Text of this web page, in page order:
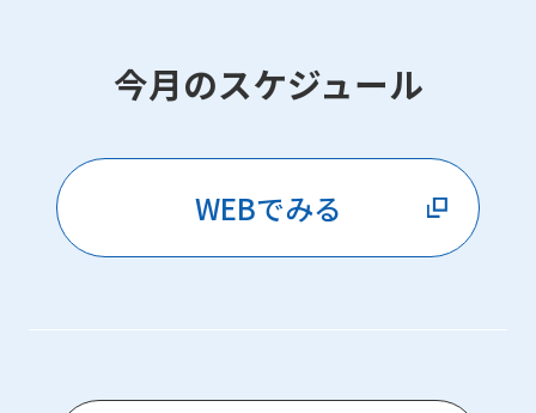
今月のスケジュール
WEBでみる